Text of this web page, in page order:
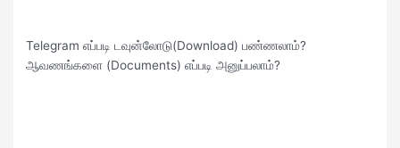
Telegram எப்படி டவுன்லோடு(Download) பண்ணலாம்?
ஆவணங்களை (Documents) எப்படி அனுப்பலாம்?